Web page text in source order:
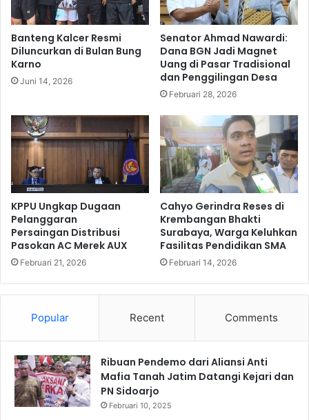
e
r
i
m
a
e
m
i
K
h
u
s
u
s
1
u
a
n
e
r
u
a
2
0
2
6
T
e
b
u
h
Banteng Kalcer Resmi
Diluncurkan di Bulan Bung
Karno
Juni 14, 2026
Senator Ahmad Nawardi:
Dana BGN Jadi Magnet
Uang di Pasar Tradisional
dan Penggilingan Desa
Februari 28, 2026
KPPU Ungkap Dugaan
Pelanggaran
Persaingan Distribusi
Pasokan AC Merek AUX
Februari 21, 2026
Cahyo Gerindra Reses di
Krembangan Bhakti
Surabaya, Warga Keluhkan
Fasilitas Pendidikan SMA
Februari 14, 2026
Popular Recent Comments
Ribuan Pendemo dari Aliansi Anti
Mafia Tanah Jatim Datangi Kejari dan
PN Sidoarjo
Februari 10, 2025